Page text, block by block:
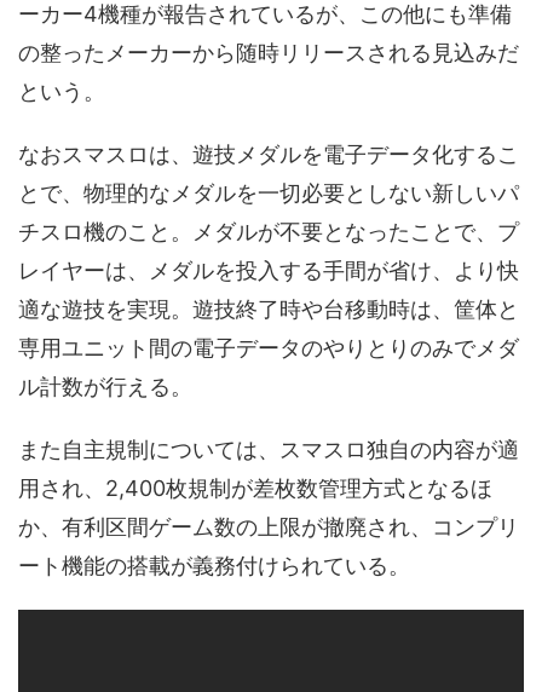
ーカー4機種が報告されているが、この他にも準備
の整ったメーカーから随時リリースされる見込みだ
という。
なおスマスロは、遊技メダルを電子データ化するこ
とで、物理的なメダルを一切必要としない新しいパ
チスロ機のこと。メダルが不要となったことで、プ
レイヤーは、メダルを投入する手間が省け、より快
適な遊技を実現。遊技終了時や台移動時は、筐体と
専用ユニット間の電子データのやりとりのみでメダ
ル計数が行える。
また自主規制については、スマスロ独自の内容が適
用され、2,400枚規制が差枚数管理方式となるほ
か、有利区間ゲーム数の上限が撤廃され、コンプリ
ート機能の搭載が義務付けられている。